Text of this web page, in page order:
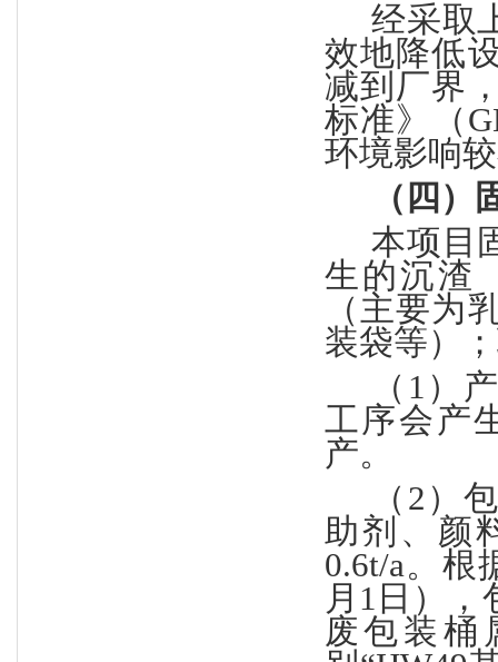
经采取
效地降低
减到厂界
标准》（
环境影响
（四）
本项目
生的沉渣
（主要为
装袋等）
（ 1）
工序会产
产。
（ 2）
助剂、颜
0.6t/a。根
月1日）
废包装桶